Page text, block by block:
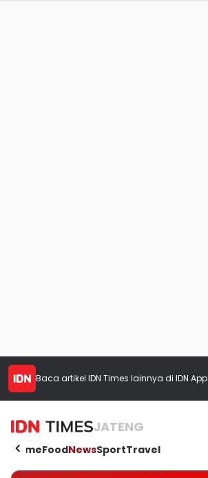
Baca artikel IDN Times lainnya di IDN App
JATENG
HomeFoodNewsSportTravel